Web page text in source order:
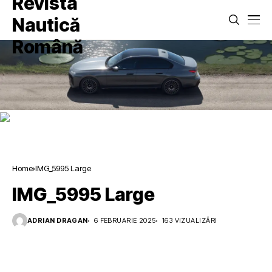
Home IMG_5995 Large
IMG_5995 Large
ADRIAN DRAGAN 6 FEBRUARIE 2025 163 VIZUALIZĂRI